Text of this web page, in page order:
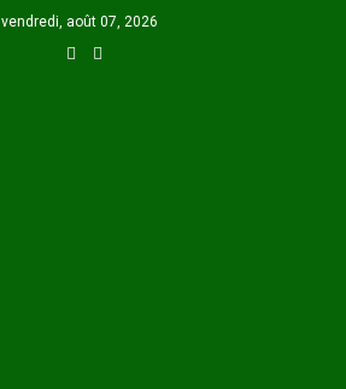
vendredi, août 07, 2026